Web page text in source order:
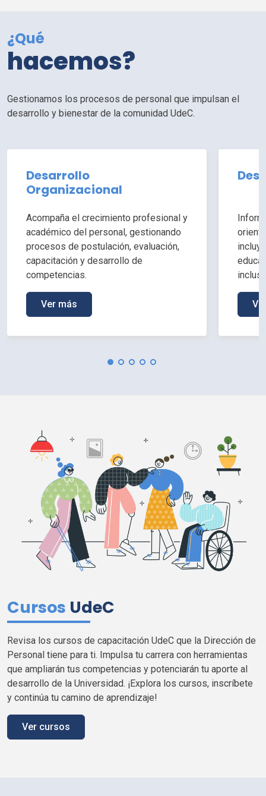
¿Qué
hacemos?
Gestionamos los procesos de personal que impulsan el
desarrollo y bienestar de la comunidad UdeC.
Desarrollo
Organizacional
Acompaña el crecimiento profesional y
académico del personal, gestionando
procesos de postulación, evaluación,
capacitación y desarrollo de
competencias.
Ver más
Cursos UdeC
Revisa los cursos de capacitación UdeC que la Dirección de
Personal tiene para ti. Impulsa tu carrera con herramientas
que ampliarán tus competencias y potenciarán tu aporte al
desarrollo de la Universidad. ¡Explora los cursos, inscríbete
y continúa tu camino de aprendizaje!
Ver cursos